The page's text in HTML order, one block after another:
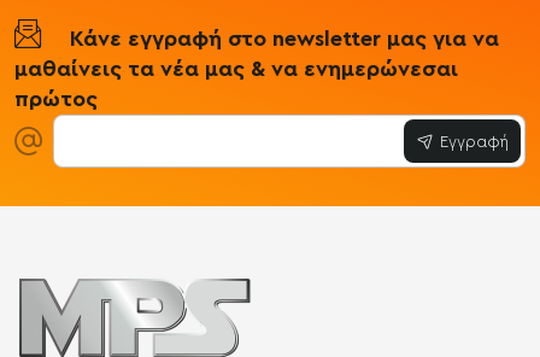
Κάνε εγγραφή στο newsletter μας για να
μαθαίνεις τα νέα μας & να ενημερώνεσαι
πρώτος
Εγγραφή